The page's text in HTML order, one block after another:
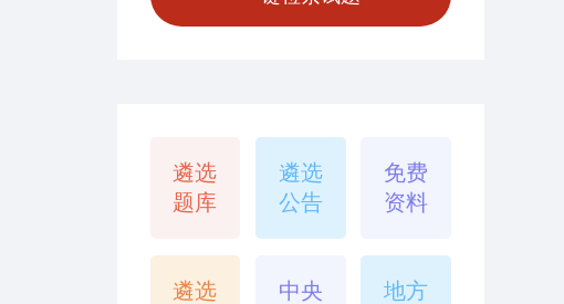
遴选
题库
遴选
公告
免费
资料
遴选
中央
地方